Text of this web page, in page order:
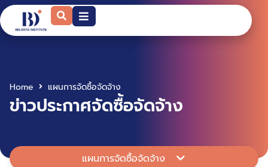
Home แผนการจัดซื้อจัดจ้าง
ข่าวประกาศจัดซื้อจัดจ้าง
แผนการจัดซื้อจัดจ้าง